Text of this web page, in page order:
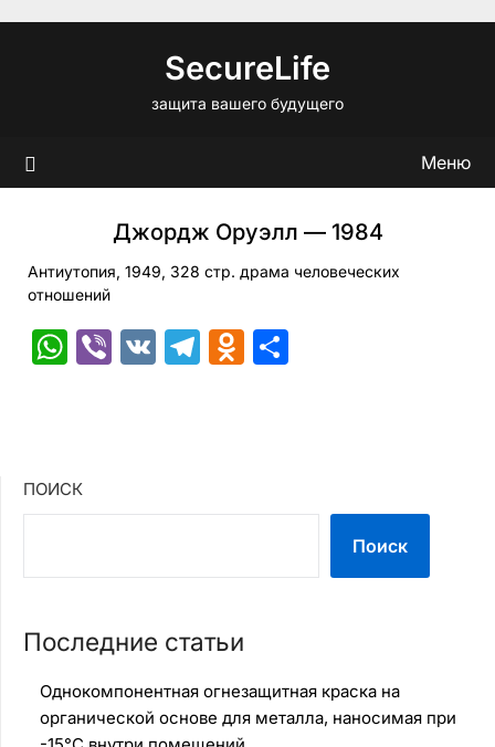
SecureLife
защита вашего будущего
Меню
Джордж Оруэлл — 1984
Антиутопия, 1949, 328 стр. драма человеческих
отношений
WhatsApp
Viber
VK Telegram
Odnoklassniki
ПОИСК
Поиск
Последние статьи
Однокомпонентная огнезащитная краска на
органической основе для металла, наносимая при